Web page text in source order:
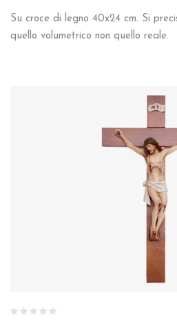
Su croce di legno 40x24 cm. Si
quello volumetrico non quello reale.